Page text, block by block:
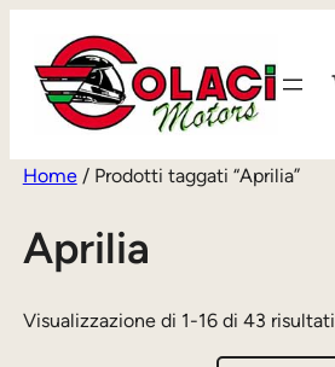
contenuto
Home/ Prodotti taggati “Aprilia”
Aprilia
Visualizzazione di 1-16 di 43 risultati